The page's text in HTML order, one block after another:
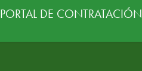
PORTAL DE CONTRATACIÓN